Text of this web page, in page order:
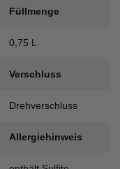
Füllmenge
0,75 L
Verschluss
Drehverschluss
Allergiehinweis